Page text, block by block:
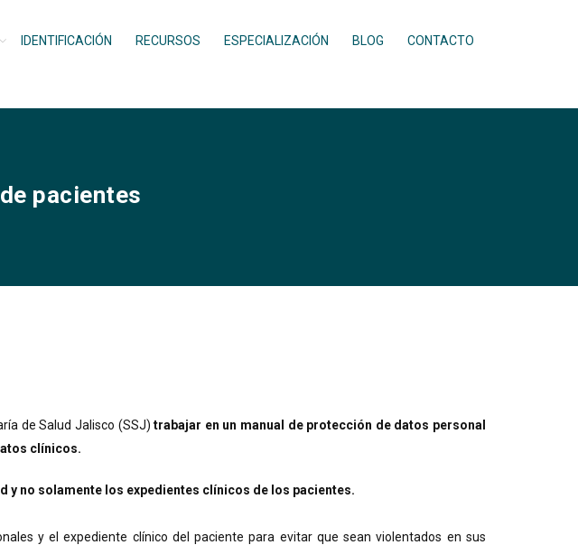
IDENTIFICACIÓN RECURSOS ESPECIALIZACIÓN BLOG CONTACTO
pacientes
de Salud Jalisco (SSJ)trabajar en un manual de protección de datos personal
clínicos.
y no solamente los expedientes clínicos de los pacientes.
y el expediente clínico del paciente para evitar que sean violentados en sus